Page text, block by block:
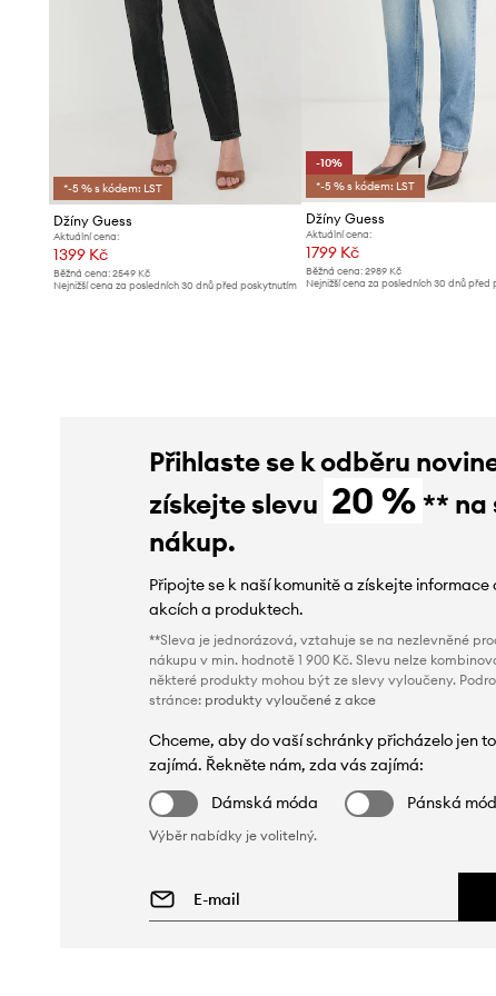
*-5 % s kódem: LST
Džíny Guess
Aktuální cena:
1399 Kč
Běžná cena: 2549 Kč
Nejnižší cena za posledních 30 dnů před poskytnutím
-10%
*-5 % s kódem: LST
Džíny Guess
Aktuální cena:
1799 Kč
Běžná cena:2989 Kč
Nejnižší cena za posledních 30 dnů před
Přihlaste se k odběru
získejte slevu 20 % ** na
nákup.
Připojte se k naší komunitě a získejte informace
akcích a produktech.
**Sleva je jednorázová, vztahuje se na nezlevněné
nákupu v min. hodnotě 1 900 Kč. Slevu nelze
některé produkty mohou být ze slevy vyloučeny.
stránce: produkty vyloučené z akce
Chceme, aby do vaší schránky přicházelo jen
zajímá. Řekněte nám, zda vás zajímá:
Dámská móda
Pánská
Výběr nabídky je volitelný.